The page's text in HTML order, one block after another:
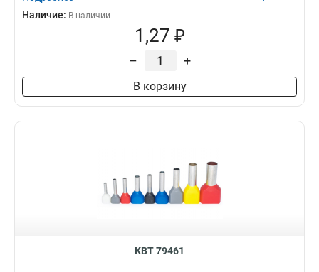
Наличие: В наличии
1,27 ₽
– +
В корзину
КВТ 79461